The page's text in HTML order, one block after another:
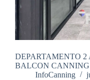
DEPARTAMENTO
BALCON CANNING
InfoCanning